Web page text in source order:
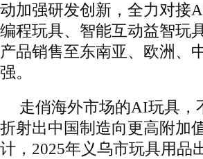
动加强研发创新，全力对接
编程玩具、智能互动益智玩
产品销售至东南亚、欧洲、
强。
走俏海外市场的AI玩具，
折射出中国制造向更高附加
计，2025年义乌市玩具用品